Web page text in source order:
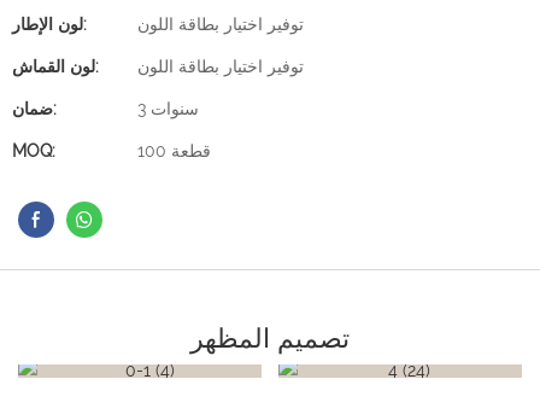
لون الإطار: توفير اختيار بطاقة اللون
لون القماش: توفير اختيار بطاقة اللون
ضمان: 3 سنوات
MOQ: 100 قطعة
تصميم المظهر